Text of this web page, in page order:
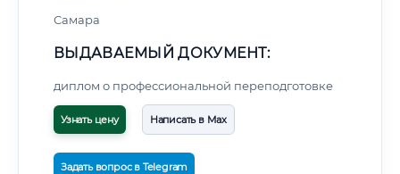
Самара
ВЫДАВАЕМЫЙ ДОКУМЕНТ:
диплом о профессиональной переподготовке
Узнать цену Написать в Max
Задать вопрос в Telegram